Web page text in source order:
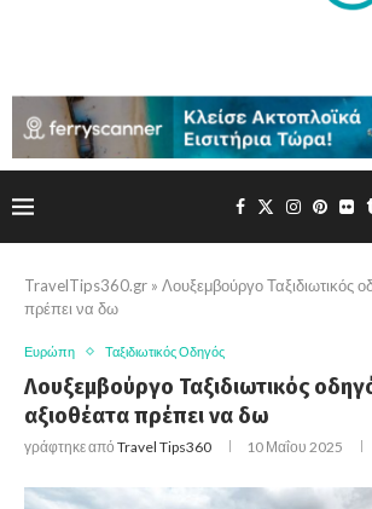
TravelTips360.gr » Λουξεμβούργο Ταξιδιωτικός
πρέπει να δω
Ευρώπη Ταξιδιωτικός Οδηγός
Λουξεμβούργο Ταξιδιωτικός
αξιοθέατα πρέπει να δω
γράφτηκε από Travel Tips360 10 Μαΐου 2025